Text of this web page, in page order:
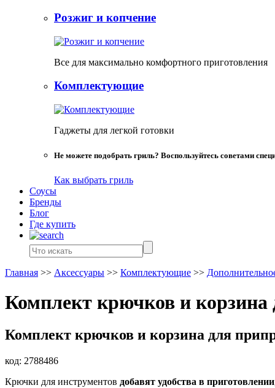
Розжиг и копчение
Все для максимально комфортного приготовления
Комплектующие
Гаджеты для легкой готовки
Не можете подобрать гриль? Воспользуйтесь советами
Как выбрать гриль
Соусы
Бренды
Блог
Где купить
Главная >> Аксессуары >> Комплектующие >>
Комплект крючков и корзина
Комплект крючков и корзина для
код: 2788486
Крючки для инструментов добавят удобства в приготовлении